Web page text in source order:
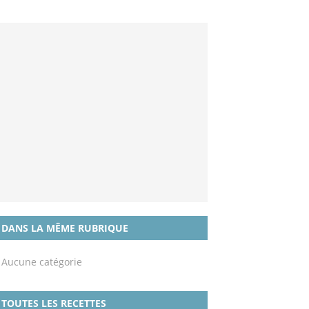
DANS LA MÊME RUBRIQUE
Aucune catégorie
TOUTES LES RECETTES